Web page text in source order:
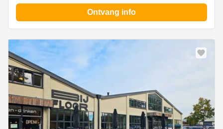
Ontvang info